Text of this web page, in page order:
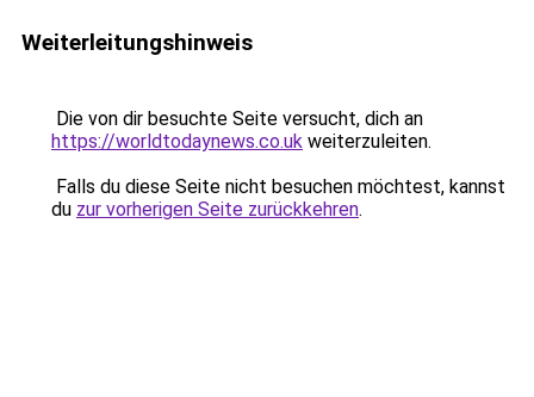
Weiterleitungshinweis
Die von dir besuchte Seite versucht, dich an
https://worldtodaynews.co.uk weiterzuleiten.
Falls du diese Seite nicht besuchen möchtest, kannst
du zur vorherigen Seite zurückkehren.